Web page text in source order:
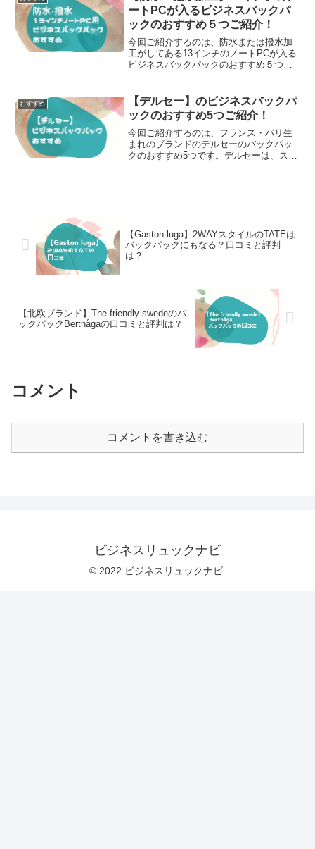
クをご紹介します。
ートPCが入るビジネスバックパ
ックのおすすめ５つご紹介！
今回ご紹介するのは、防水または撥水加
工がしてある13インチのノートPCが入る
ビジネスバックパックのおすすめ５つで
まで幅広くご紹介しますよ。防水のリュ
ックであれば、通勤や通学のときに自転
車に乗っていて、突然の雨が降っても安
心ですよね！薄型のものから、カジュア
ルなタイプのものまでデザインは様々で
す。収納スペースもしっかりあるか確認
おすすめ
【デルセー】のビジネスバックパ
ックのおすすめ5つご紹介！
今回ご紹介するのは、フランス・パリ生
まれのブランドのデルセーのバックパッ
クのおすすめ5つです。デルセーは、スー
【Gaston luga】2WAYスタイルのTATEは
バックパックにもなる？口コミと評判
は？
【北欧ブランド】The friendly swedeのバ
ックパックBerthågaの口コミと評判は？
コメント
コメントを書き込む
ビジネスリュックナビ
© 2022 ビジネスリュックナビ.